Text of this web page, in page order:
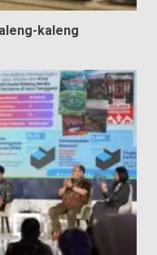
kaleng